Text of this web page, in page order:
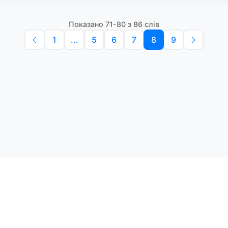
Показано 71-80 з 86 слів
1 ... 5 6 7 8 9